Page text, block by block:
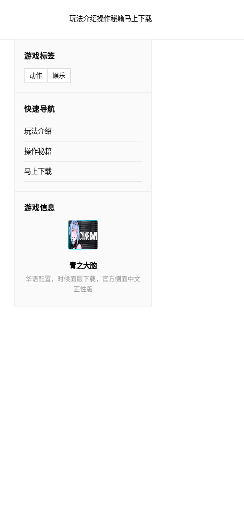
玩法介绍操作秘籍马上下载
游戏标签
动作 娱乐
快速导航
玩法介绍
操作秘籍
马上下载
游戏信息
青之大脑
华语配置，时候面版下载，官方侧面中文
正性版